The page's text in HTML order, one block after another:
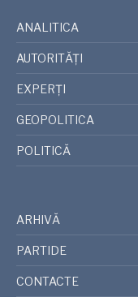
ANALITICA
AUTORITĂȚI
EXPERȚI
GEOPOLITICA
POLITICĂ
ARHIVĂ
PARTIDE
CONTACTE